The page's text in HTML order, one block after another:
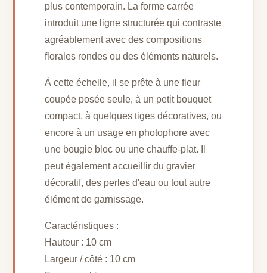
plus contemporain. La forme carrée
introduit une ligne structurée qui contraste
agréablement avec des compositions
florales rondes ou des éléments naturels.
À cette échelle, il se prête à une fleur
coupée posée seule, à un petit bouquet
compact, à quelques tiges décoratives, ou
encore à un usage en photophore avec
une bougie bloc ou une chauffe-plat. Il
peut également accueillir du gravier
décoratif, des perles d'eau ou tout autre
élément de garnissage.
Caractéristiques :
Hauteur : 10 cm
Largeur / côté : 10 cm